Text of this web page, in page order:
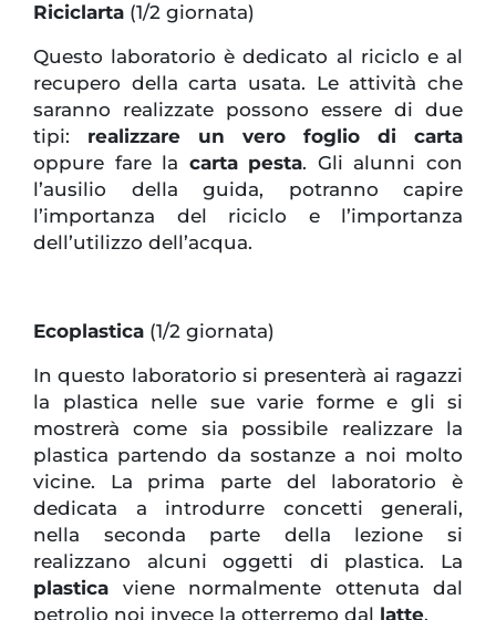
Riciclarta (1/2 giornata)
Questo laboratorio è dedicato al riciclo e al
recupero della carta usata. Le attività che
saranno realizzate possono essere di due
tipi: realizzare un vero foglio di carta
oppure fare la carta pesta. Gli alunni con
l’ausilio della guida, potranno capire
l’importanza del riciclo e l’importanza
dell’utilizzo dell’acqua.
Ecoplastica (1/2 giornata)
In questo laboratorio si presenterà ai ragazzi
la plastica nelle sue varie forme e gli si
mostrerà come sia possibile realizzare la
plastica partendo da sostanze a noi molto
vicine. La prima parte del laboratorio è
dedicata a introdurre concetti generali,
nella seconda parte della lezione si
realizzano alcuni oggetti di plastica. La
plastica viene normalmente ottenuta dal
petrolio noi invece la otterremo dal latte.